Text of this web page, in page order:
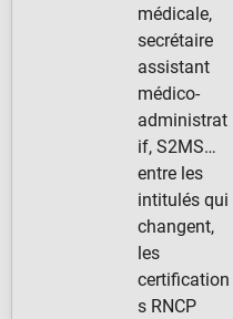
médicale,
secrétaire
assistant
médico-
administrat
if, S2MS…
entre les
intitulés qui
changent,
les
certification
s RNCP